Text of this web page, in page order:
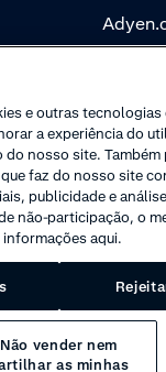
e outras tecnologias
a experiência do
do nosso site.
faz do nosso site
publicidade e
não-participação, o
aqui.
Não vender nem
as minhas